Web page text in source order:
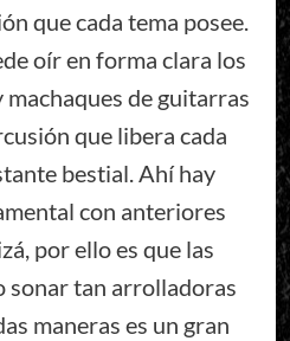
que cada tema posee.
oír en forma clara los
de guitarras
que libera cada
bestial. Ahí hay
con anteriores
por ello es que las
sonar tan arrolladoras
maneras es un gran